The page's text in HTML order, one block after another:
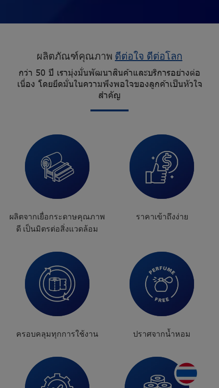
ผลิตภัณฑ์คุณภาพ ดีต่อใจ ดีต่อโลก
กว่า 50 ปี เรามุ่งมั่นพัฒนาสินค้าและบริการอย่างต่อ
เนื่อง โดยยึดมั่นในความพึงพอใจของลูกค้าเป็นหัวใจ
สำคัญ
ผลิตจากเยื่อกระดาษคุณภาพ
ดี เป็ นมิตรต่อสิ่งแวดล้อม
ราคาเข้าถึงง่าย
ครอบคลุมทุกการใช้งาน ป ราศจากน้ำหอม